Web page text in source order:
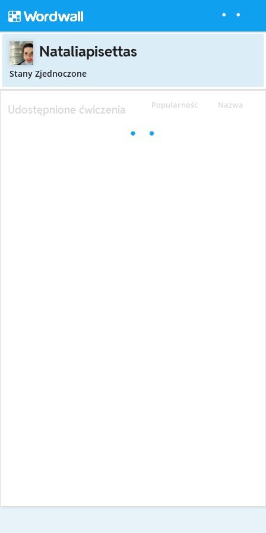
Nataliapisettas
Stany Zjednoczone
Popularność Nazwa
Udostępnione ćwiczenia